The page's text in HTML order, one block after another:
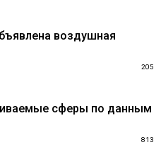
воздушная
205
сферы по данным
813